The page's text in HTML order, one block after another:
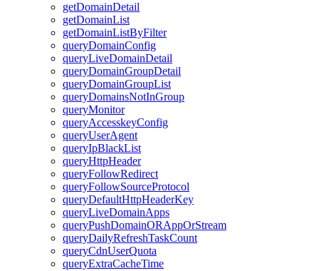
getDomainDetail
getDomainList
getDomainListByFilter
queryDomainConfig
queryLiveDomainDetail
queryDomainGroupDetail
queryDomainGroupList
queryDomainsNotInGroup
queryMonitor
queryAccesskeyConfig
queryUserAgent
queryIpBlackList
queryHttpHeader
queryFollowRedirect
queryFollowSourceProtocol
queryDefaultHttpHeaderKey
queryLiveDomainApps
queryPushDomainORAppOrStream
queryDailyRefreshTaskCount
queryCdnUserQuota
queryExtraCacheTime